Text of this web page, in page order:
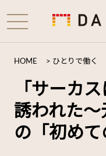
HOME > ひとりで働く
「サーカ
誘われた
の「初めて